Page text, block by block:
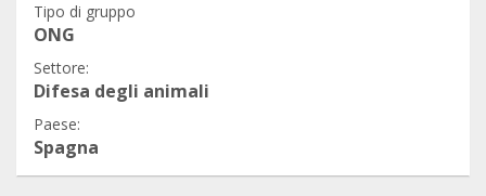
Tipo di gruppo
ONG
Settore:
Difesa degli animali
Paese:
Spagna